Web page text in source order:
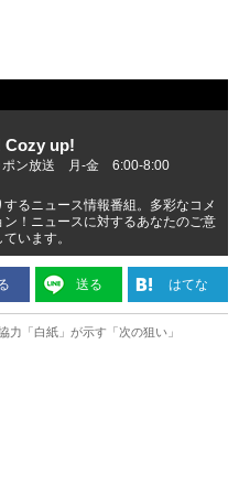
Cozy up!
ポン放送 月-金 6:00-8:00
るニュース情報番組。多彩なコメ
！ニュースに対するあなたのご意
います。
送る はてな
力「白紙」が示す「次の狙い」